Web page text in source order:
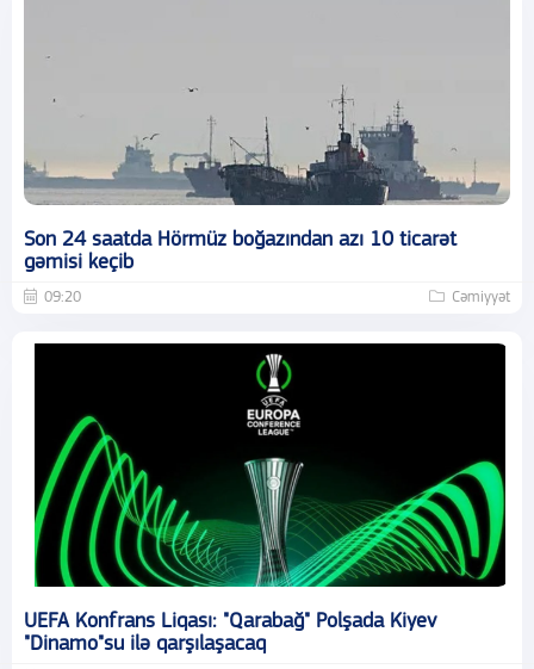
Son 24 saatda Hörmüz boğazından azı 10 ticarət
gəmisi keçib
09:20 Cəmiyyət
UEFA Konfrans Liqası: "Qarabağ" Polşada Kiyev
"Dinamo"su ilə qarşılaşacaq